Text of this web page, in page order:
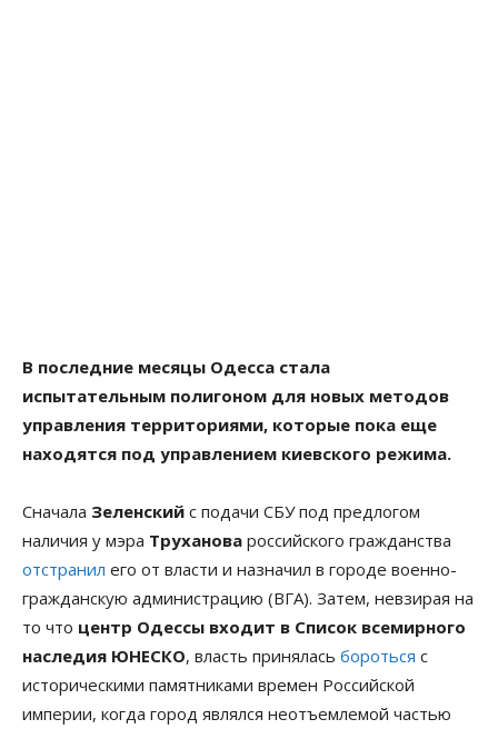
В последние месяцы Одесса стала
испытательным полигоном для новых методов
управления территориями, которые пока еще
находятся под управлением киевского режима.
Сначала Зеленский с подачи СБУ под предлогом
наличия у мэра Труханова российского гражданства
отстранил его от власти и назначил в городе военно-
гражданскую администрацию (ВГА). Затем, невзирая на
то что центр Одессы входит в Список всемирного
наследия ЮНЕСКО, власть принялась бороться с
историческими памятниками времен Российской
империи, когда город являлся неотъемлемой частью